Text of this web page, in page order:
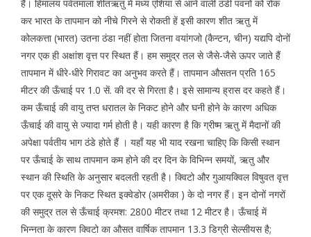
हैं। हिमालय पर्वतमाला शीतऋतु में मध्य एशिया से आने वाली ठंडी पवनों को रोक
कर भारत के तापमान को नीचे गिरने से रोकती हें इसी कारण शीत ऋतु में
कोलकत्ता (भारत) उतना ठंडा नहीं होता जितना वयांगजो (कैन्टन, चीन) यद्यपि दोनों
नगर एक ही अक्षांश वृत्त पर स्थित हैं। हम समुद्र तल से जैसे-जैसे ऊपर जाते हैं
तापमान में धीरे-धीरे गिरावट का अनुभव करते हैं। तापमान औसतन प्रति 165
मीटर की ऊँचाई पर 1.0 सें. की दर से गिरता है। इसे सामान्य ह्रास दर कहते हैं।
कम ऊँचाई की वायु तप्त धरातल के निकट होने और घनी होने के कारण अधिक
ऊँचाई की वायु से ज्यादा गर्म होती है। यही कारण है कि ग्रीष्म ऋतु में मैदानों की
अपेक्षा पर्वतीय भाग ठंडे होते हैं । यहाँ यह भी याद रखना चाहिए कि किसी स्थान
पर ऊँचाई के साथ तापमान कम होने की दर दिन के विभिन्न समयों, ऋतु और
स्थान की स्थिति के अनुसार बदलती रहती है। क्विटो और गुआयक्विल विषुवत वृत्त
पर एक दूसरे के निकट स्थित इक्वेडोर (अमरीका ) के दो नगर हैं। इन दोनों नगरों
की समुद्र तल से ऊँचाई क्रमश: 2800 मीटर तथा 12 मीटर है। ऊँचाई में
भिन्नता के कारण क्विटो का औसत वार्षिक तापमान 13.3 डिग्री सेल्सीयस है;